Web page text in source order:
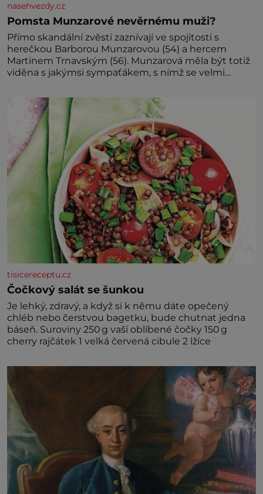
nasehvezdy.cz
Pomsta Munzarové nevěrnému muži?
Přímo skandální zvěsti zaznívají ve spojitosti s
herečkou Barborou Munzarovou (54) a hercem
Martinem Trnavským (56). Munzarová měla být totiž
viděna s jakýmsi sympaťákem, s nímž se velmi
tisicereceptu.cz
Čočkový salát se šunkou
Je lehký, zdravý, a když si k němu dáte opečený
chléb nebo čerstvou bagetku, bude chutnat jedna
báseň. Suroviny 250 g vaší oblíbené čočky 150 g
cherry rajčátek 1 velká červená cibule 2 lžíce